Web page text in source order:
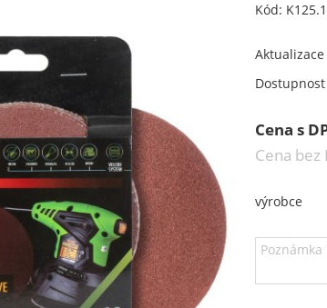
Kód:
Dostupnost
Cena s
Cena bez
výrobce